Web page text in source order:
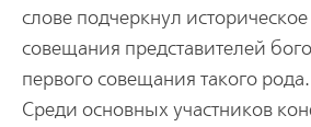
слове подчеркнул историческое
совещания представителей
первого совещания такого рода.
Среди основных участников